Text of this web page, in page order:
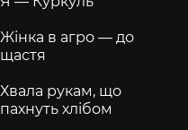
Жінка в агро — до
щастя
Хвала рукам, що
пахнуть хлібом